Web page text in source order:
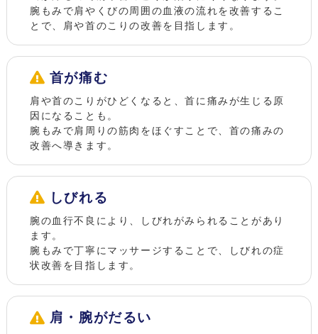
腕もみで肩やくびの周囲の血液の流れを改善するこ
とで、肩や首のこりの改善を目指します。
首が痛む
肩や首のこりがひどくなると、首に痛みが生じる原
因になることも。
腕もみで肩周りの筋肉をほぐすことで、首の痛みの
改善へ導きます。
しびれる
腕の血行不良により、しびれがみられることがあり
ます。
腕もみで丁寧にマッサージすることで、しびれの症
状改善を目指します。
肩・腕がだるい